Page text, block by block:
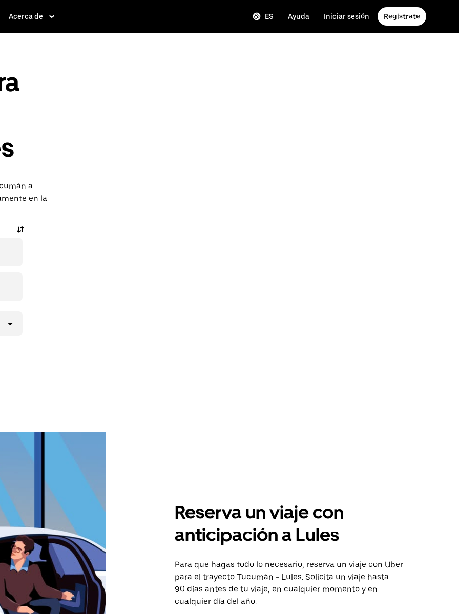
Acerca de ES Ayuda Iniciar sesión Regístrate
a
en la
Reserva un viaje con
anticipación a Lules
Para que hagas todo lo necesario, reserva un viaje con Uber
para el trayecto Tucumán - Lules. Solicita un viaje hasta
90 días antes de tu viaje, en cualquier momento y en
cualquier día del año.